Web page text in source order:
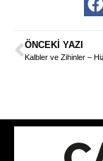
ÖNCEKI YAZI